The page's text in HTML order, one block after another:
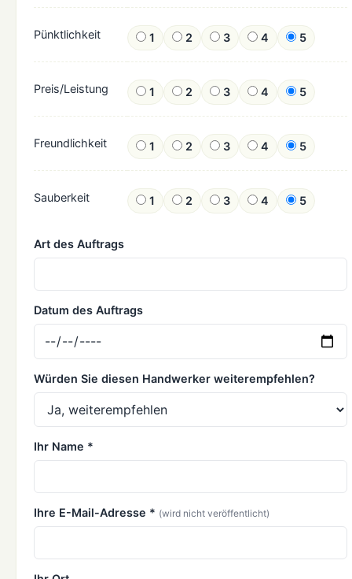
Pünktlichkeit 1 2 3 4 5
Preis/Leistung 1 2 3 4 5
Freundlichkeit 1 2 3 4 5
Sauberkeit 1 2 3 4 5
Art des Auftrags
Datum des Auftrags
Würden Sie diesen Handwerker weiterempfehlen?
Ihr Name *
Ihre E-Mail-Adresse * (wird nicht veröffentlicht)